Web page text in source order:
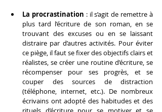
La procrastination : il s’agit de remettre à
plus tard l’écriture de son roman, en se
trouvant des excuses ou en se laissant
distraire par d’autres activités. Pour éviter
ce piège, il faut se fixer des objectifs clairs et
réalistes, se créer une routine d’écriture, se
récompenser pour ses progrès, et se
couper des sources de distraction
(téléphone, internet, etc.). De nombreux
écrivains ont adopté des habitudes et des